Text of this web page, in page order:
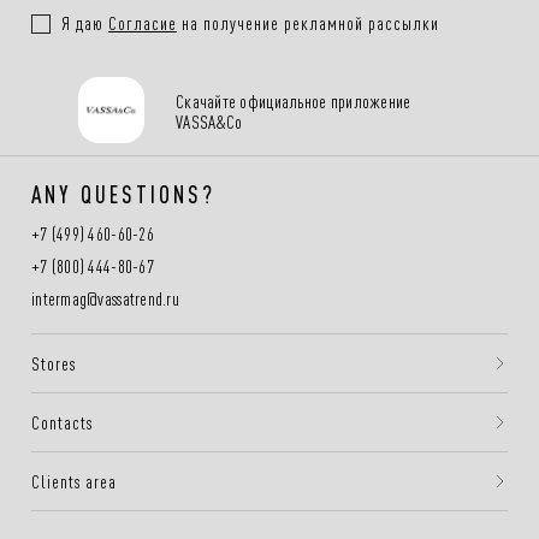
Я даю Согласие на получение рекламной рассылки
Скачайте официальное приложение
VASSA&Co
ANY QUESTIONS?
+7 (499) 460-60-26
+7 (800) 444-80-67
intermag@vassatrend.ru
Stores
Contacts
Clients area